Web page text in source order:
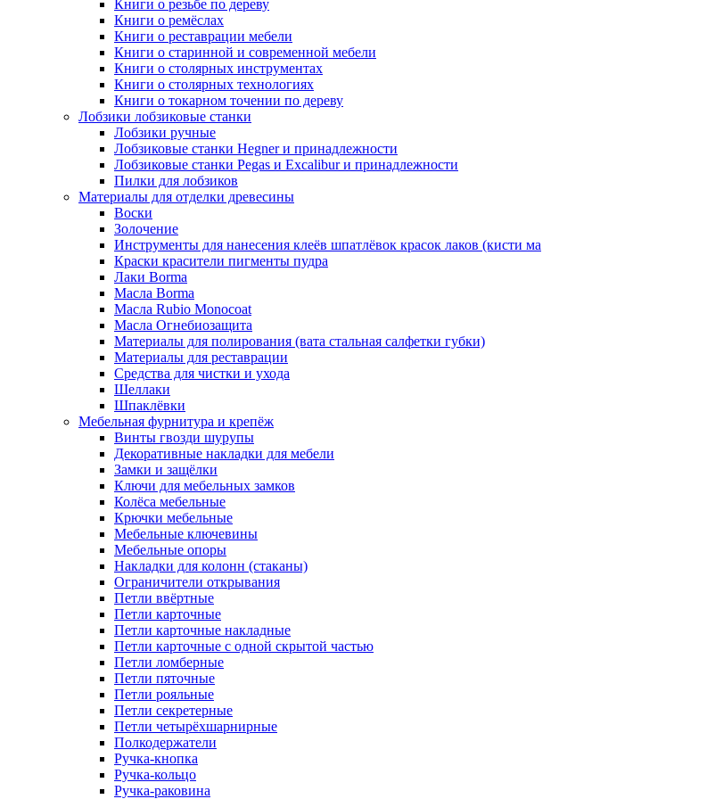
Книги о резьбе по дереву
Книги о ремёслах
Книги о реставрации мебели
Книги о старинной и современной мебели
Книги о столярных инструментах
Книги о столярных технологиях
Книги о токарном точении по дереву
Лобзики лобзиковые станки
Лобзики ручные
Лобзиковые станки Hegner и принадлежности
Лобзиковые станки Pegas и Excalibur и принадлежности
Пилки для лобзиков
Материалы для отделки древесины
Воски
Золочение
Инструменты для нанесения клеёв шпатлёвок красок лаков (кисти ма
Краски красители пигменты пудра
Лаки Borma
Масла Borma
Масла Rubio Monocoat
Масла Огнебиозащита
Материалы для полирования (вата стальная салфетки губки)
Материалы для реставрации
Средства для чистки и ухода
Шеллаки
Шпаклёвки
Мебельная фурнитура и крепёж
Винты гвозди шурупы
Декоративные накладки для мебели
Замки и защёлки
Ключи для мебельных замков
Колёса мебельные
Крючки мебельные
Мебельные ключевины
Мебельные опоры
Накладки для колонн (стаканы)
Ограничители открывания
Петли ввёртные
Петли карточные
Петли карточные накладные
Петли карточные с одной скрытой частью
Петли ломберные
Петли пяточные
Петли рояльные
Петли секретерные
Петли четырёхшарнирные
Полкодержатели
Ручка-кнопка
Ручка-кольцо
Ручка-раковина